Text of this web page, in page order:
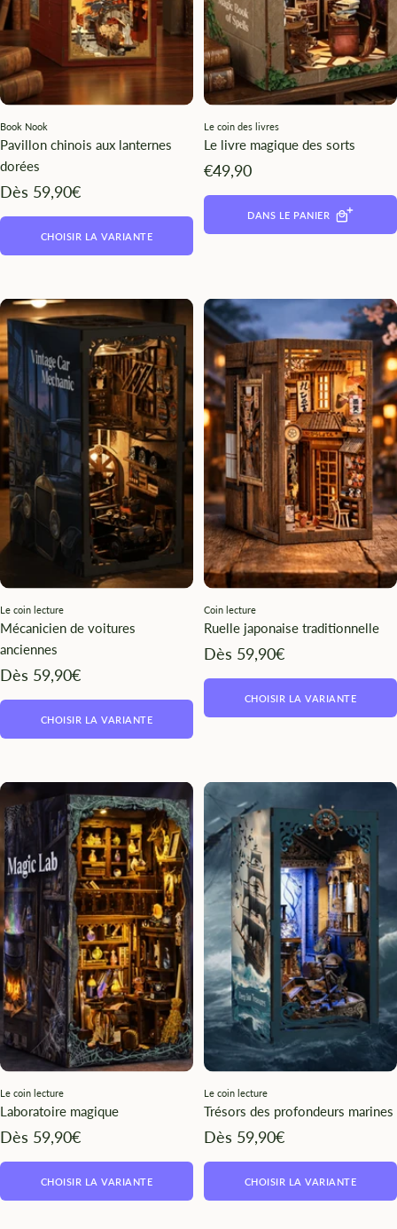
Book Nook
Pavillon chinois aux lanternes
dorées
Angebotspreis
Dès 59,90€
CHOISIR LA VARIANTE
Le coin des livres
Le livre magique des sorts
Angebotspreis
€49,90
DANS LE PANIER
Le coin lecture
Mécanicien de voitures
anciennes
Angebotspreis
Dès 59,90€
CHOISIR LA VARIANTE
Coin lecture
Ruelle japonaise traditionnelle
Angebotspreis
Dès 59,90€
CHOISIR LA VARIANTE
Le coin lecture
Laboratoire magique
Angebotspreis
Dès 59,90€
CHOISIR LA VARIANTE
Le coin lecture
Trésors des profondeurs marines
Angebotspreis
Dès 59,90€
CHOISIR LA VARIANTE